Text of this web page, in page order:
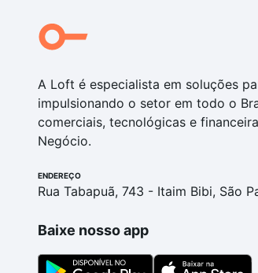
A Loft é especialista em soluções
impulsionando o setor em todo o
comerciais, tecnológicas e
Negócio.
ENDEREÇO
Rua Tabapuã, 743 - Itaim Bibi, São
Baixe nosso app